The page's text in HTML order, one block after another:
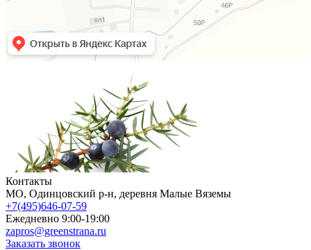
Контакты
МO, Одинцовский р-н, деревня Малые Вяземы
+7(495)646-07-59
Ежедневно 9:00-19:00
zapros@greenstrana.ru
Заказать звонок